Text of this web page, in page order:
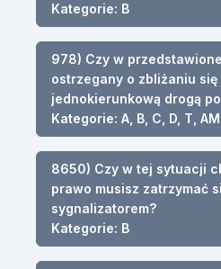
Kategorie: B
978) Czy w
ostrzegany o zbliżaniu
jednokierunkową drogą
Kategorie: A, B, C, D, T, AM,
8650) Czy w tej sytuacji
prawo musisz zatrzymać
sygnalizatorem?
Kategorie: B